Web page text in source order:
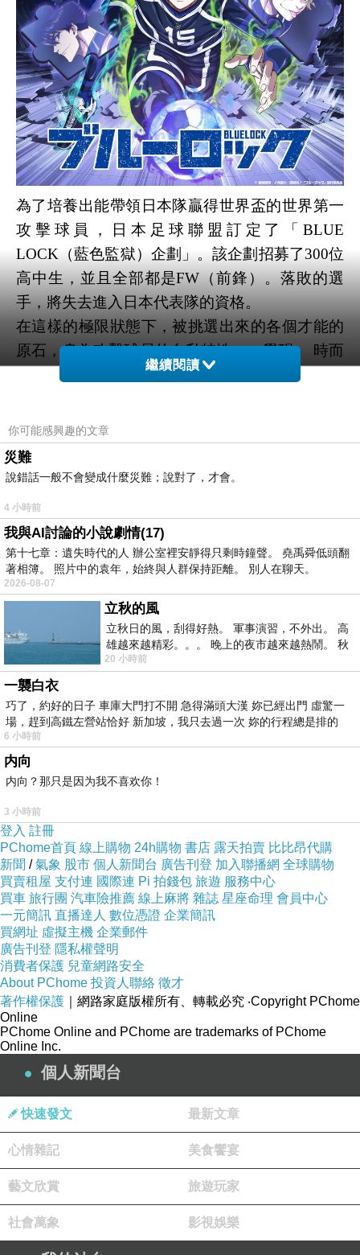
為了培養出能帶領日本隊贏得世界盃的世界第一
攻擊球員，日本足球聯盟訂定了「BLUE
LOCK（藍色監獄）企劃」。該企劃招募了300位
高中生，並且全部都是FW（前鋒）。落敗的選
手，將失去進入日本代表隊的資格。
在這樣的極限狀態下，被挑選出來的各個才能的
原石，身為攻擊球員的自私特性一一覺醒。 時而
贏過他人，時而自我進化，經過嚴酷的生存之
生存之戰的選手們，賭上「BLUE LOCK（藍色
監獄）」計畫是否繼續執行，他們將挑戰U-20日
本代表隊以及史上最瘋狂的賽事！ 現在，選手們
運，史上最熱血的賽試即將開打。
藍色監獄S2
剛看完最新一話，動畫還沒完結但我等不及了！
因為他媽的2023年漫畫排行榜超越咒術迴戰在銷售榜稱霸
第一的漫畫可以被你玩成ppt
動畫公司被萬代插足就算了，講談社的王牌足球漫畫，運
動漫畫你知道的！很多女性超愛（CP），多麼大的商機，
你可以搞爛成這樣真的是媽的傻眼。
外國朋友們都看不下去做影片嘲諷幹譙
了
開播前就被中國動畫師先爆料很慘。
開播後就真的很慘，然後國外動畫師也來爆料，
時間不足、作畫刪減、錢給的很少，錢全部被上
面委員會噁心髒手Ａ光。
連動畫監督也不爽跑路了，整個萬策已盡‥‥
唉
繼續閱讀
你可能感興趣的文章
災難
說錯話一般不會變成什麼災難；說對了，才會。
4 小時前
我與AI討論的小說劇情(17)
第十七章：遺失時代的人 辦公室裡安靜得只剩時鐘聲。 堯禹舜低頭翻
著相簿。 照片中的袁年，始終與人群保持距離。 別人在聊天。
2026-08-07
立秋的風
立秋日的風，刮得好熱。 軍事演習，不外出。 高
雄越來越精彩。。。 晚上的夜市越來越熱鬧。 秋
天的風刮得很熱 夜遊消暑熱。。。
20 小時前
一襲白衣
巧了，約好的日子 車庫大門打不開 急得滿頭大漢 妳已經出門 虛驚一
場，趕到高鐵左營站恰好 新加坡，我只去過一次 妳的行程總是排的
6 小時前
内向
内向？那只是因为我不喜欢你！
3 小時前
登入 註冊
PChome首頁 線上購物 24h購物 書店 露天拍賣 比比昂代購
新聞 /氣象 股市 個人新聞台 廣告刊登 加入聯播網 全球購物
買賣租屋 支付連 國際連 Pi 拍錢包 旅遊 服務中心
買車 旅行團 汽車險推薦 線上麻將 雜誌 星座命理 會員中心
一元簡訊 直播達人 數位憑證 企業簡訊
買網址 虛擬主機 企業郵件
廣告刊登 隱私權聲明
消費者保護 兒童網路安全
About PChome 投資人聯絡 徵才
著作權保護 ｜網路家庭版權所有、轉載必究 ‧Copyright PChome
Online
PChome Online and PChome are trademarks of PChome
Online Inc.
個人新聞台
快速發文 最新文章
心情雜記 美食饗宴
藝文欣賞 旅遊玩家
社會萬象 影視娛樂